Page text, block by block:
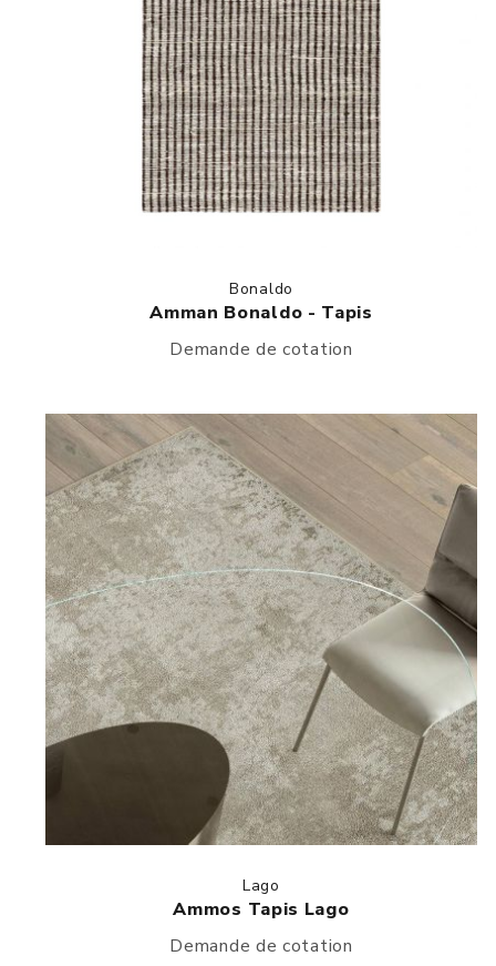
Bonaldo
Amman Bonaldo - Tapis
Demande de cotation
Lago
Ammos Tapis Lago
Demande de cotation